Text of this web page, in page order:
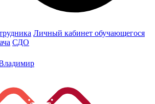
Личный кабинет обучающегося
СДО